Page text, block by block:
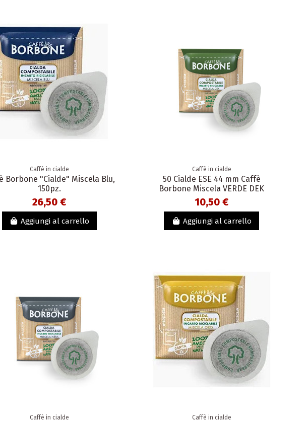
Caffè in cialde
Borbone "Cialde" Miscela Blu,
150pz.
26,50 €
Aggiungi al carrello
Caffè in cialde
50 Cialde ESE 44 mm Caffè
Borbone Miscela VERDE DEK
10,50 €
Aggiungi al carrello
Caffè in cialde Caffè in cialde